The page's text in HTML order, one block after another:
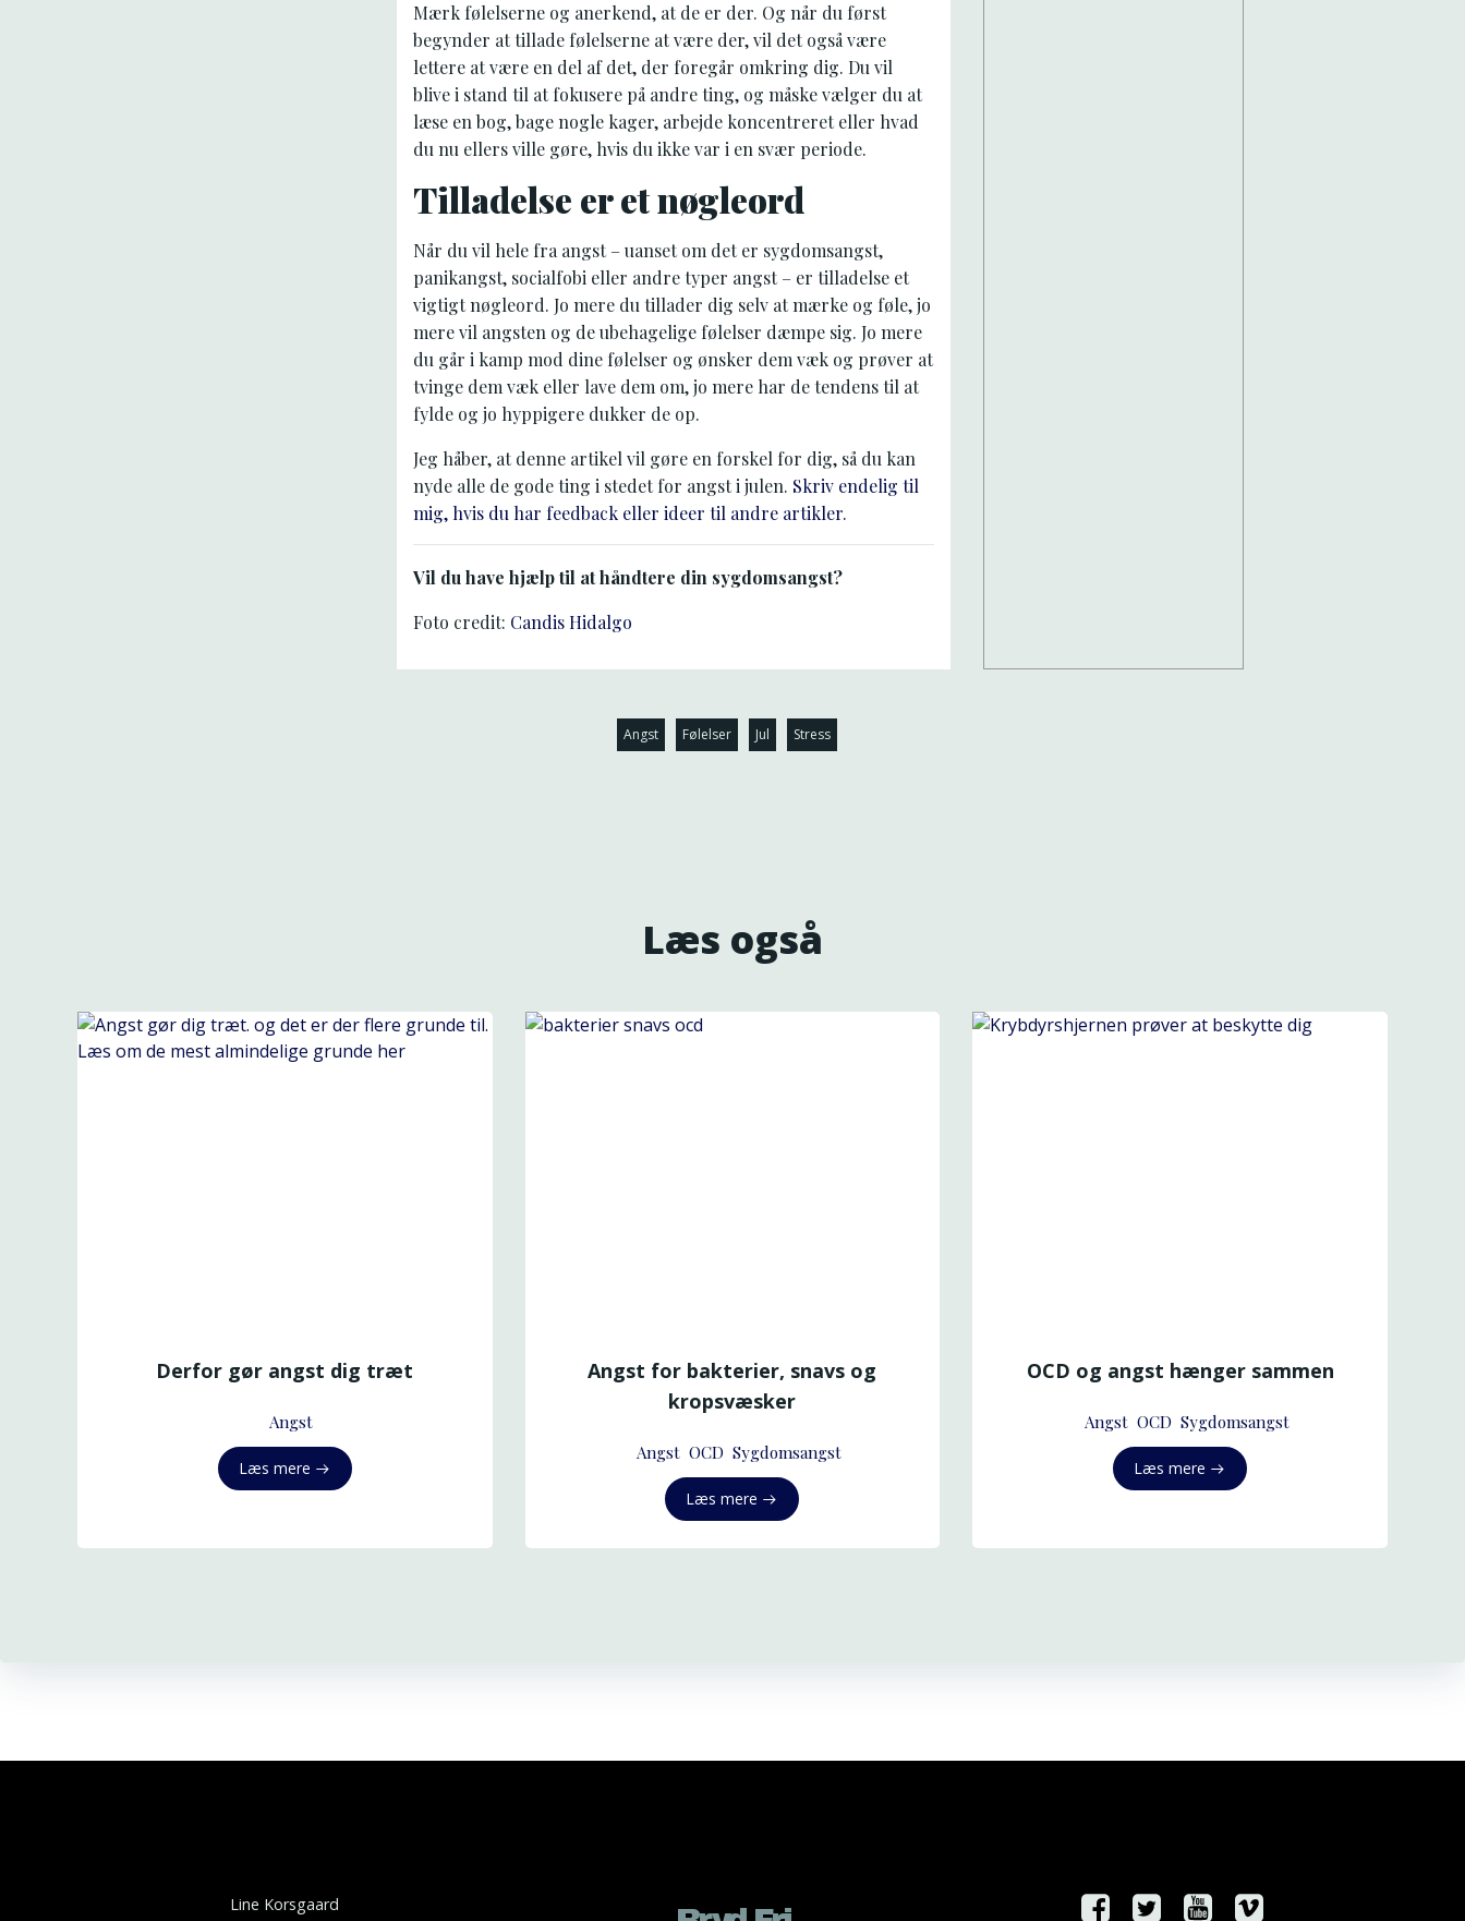
Mærk følelserne og anerkend, at de er der. Og når du først
begynder at tillade følelserne at være der, vil det også være
lettere at være en del af det, der foregår omkring dig. Du vil
blive i stand til at fokusere på andre ting, og måske vælger du at
læse en bog, bage nogle kager, arbejde koncentreret eller hvad
du nu ellers ville gøre, hvis du ikke var i en svær periode.
Tilladelse er et nøgleord
Når du vil hele fra angst – uanset om det er sygdomsangst,
panikangst, socialfobi eller andre typer angst – er tilladelse et
vigtigt nøgleord. Jo mere du tillader dig selv at mærke og føle, jo
mere vil angsten og de ubehagelige følelser dæmpe sig. Jo mere
du går i kamp mod dine følelser og ønsker dem væk og prøver at
tvinge dem væk eller lave dem om, jo mere har de tendens til at
fylde og jo hyppigere dukker de op.
Jeg håber, at denne artikel vil gøre en forskel for dig, så du kan
nyde alle de gode ting i stedet for angst i julen. Skriv endelig til
mig, hvis du har feedback eller ideer til andre artikler.
Vil du have hjælp til at håndtere din sygdomsangst?
Foto credit: Candis Hidalgo
Angst Følelser Jul Stress
Læs også
Derfor gør angst dig træt
Angst
Læs mere
Angst for bakterier, snavs og
kropsvæsker
Angst OCD Sygdomsangst
Læs mere
OCD og angst hænger sammen
Angst OCD Sygdomsangst
Læs mere
Line Korsgaard